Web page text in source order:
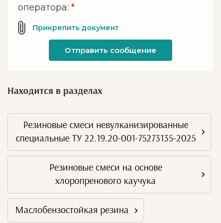
оператора: *
Отправить сообщение
Находится в разделах
Резиновые смеси невулканизированные
специальные ТУ 22.19.20-001-75273135-2025
Резиновые смеси на основе
хлоропренового каучука
Маслобензостойкая резина